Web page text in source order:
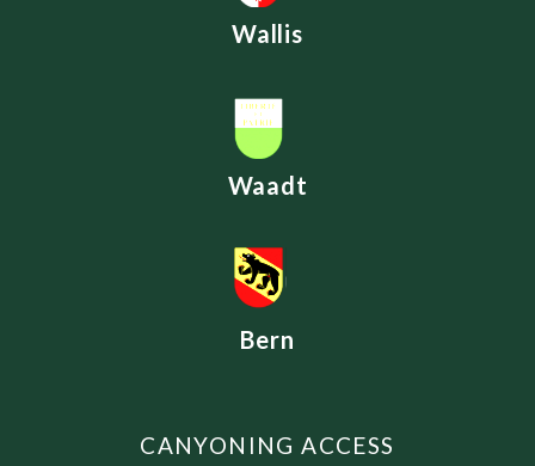
Wallis
Waadt
Bern
CANYONING ACCESS